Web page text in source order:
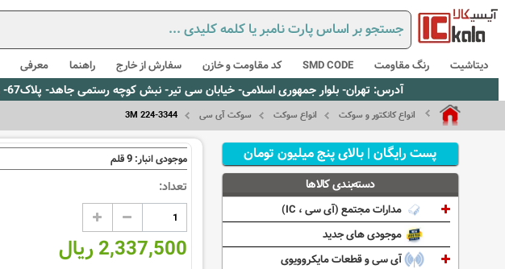
دیتاشیت رنگ مقاومت SMD CODE کد مقاومت و خازن سفارش از خارج راهنما معرفی
آدرس: تهران- بلوار جمهوری اسلامی- خیابان سی تیر- نبش کوچه رستمی جاهد- پلاک67- واحد2 - تلفن:02165021256 و 02165021235، پیام رسان بله: 09309563731 ساعت کاری 9 لغایت 16
انواع کانکتور و سوکت انواع سوکت سوکت آی سی 3M 224-3344
موجودی انبار:9قلم
تعداد:
2,337,500 ریال
پست رایگان | بالای پنج میلیون تومان
دسته‌بندی کالاها
مدارات مجتمع (آی سی ، IC)
موجودی های جدید
آی سی و قطعات مایکروویوی